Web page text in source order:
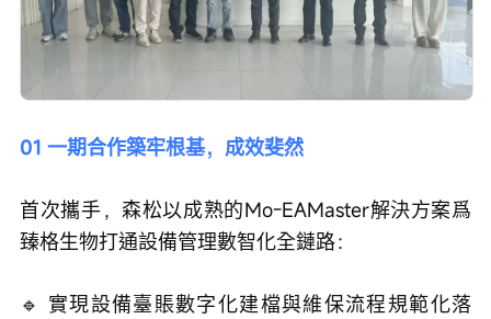
01 一期合作築牢根基，成效斐然
首次攜手，森松以成熟的Mo-EAMaster解決方案爲
臻格生物打通設備管理數智化全鏈路：
🔹 實現設備臺賬數字化建檔與維保流程規範化落